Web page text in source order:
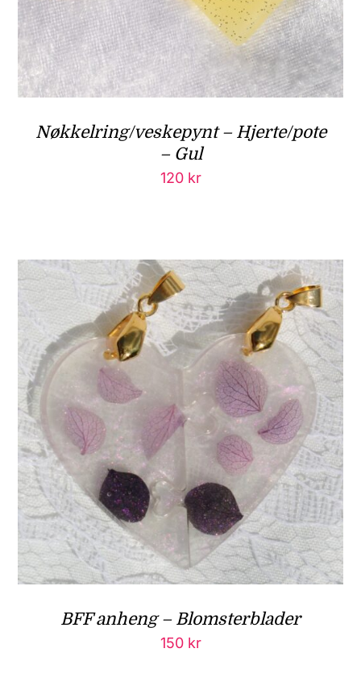
Nøkkelring/veskepynt – Hjerte/pote
– Gul
120 kr
BFF anheng – Blomsterblader
150 kr